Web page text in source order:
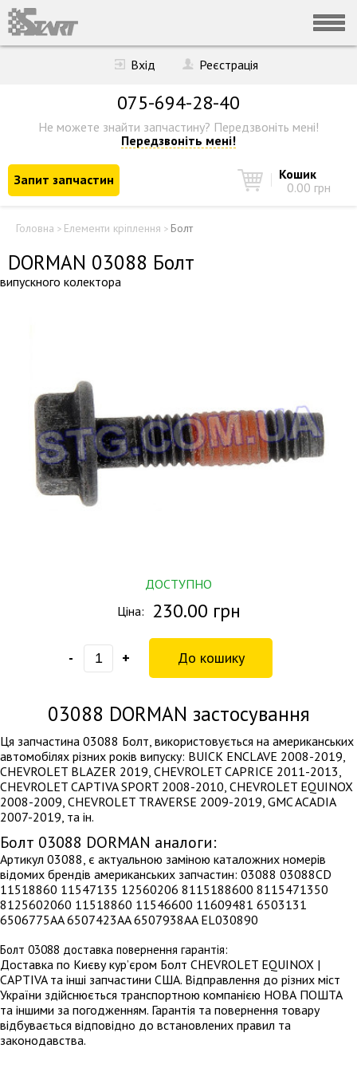
Вхід Реєстрація
075-694-28-40
Не можете знайти запчастину? Передзвоніть мені!
Передзвоніть мені!
Запит запчастин
Кошик
0.00 грн
Головна > Елементи кріплення > Болт
DORMAN 03088 Болт
випускного колектора
ДОСТУПНО
Ціна: 230.00 грн
- +
03088 DORMAN застосування
Ця запчастина 03088 Болт, використовується на американських
автомобілях різних років випуску: BUICK ENCLAVE 2008-2019,
CHEVROLET BLAZER 2019, CHEVROLET CAPRICE 2011-2013,
CHEVROLET CAPTIVA SPORT 2008-2010, CHEVROLET EQUINOX
2008-2009, CHEVROLET TRAVERSE 2009-2019, GMC ACADIA
2007-2019, та ін.
Болт 03088 DORMAN аналоги:
Артикул 03088, є актуальною заміною каталожних номерів
відомих брендів американських запчастин: 03088 03088CD
11518860 11547135 12560206 8115188600 8115471350
8125602060 11518860 11546600 11609481 6503131
6506775AA 6507423AA 6507938AA EL030890
Болт 03088 доставка повернення гарантія:
Доставка по Києву кур’єром Болт CHEVROLET EQUINOX |
CAPTIVA та інші запчастини США. Відправлення до різних міст
України здійснюється транспортною компанією НОВА ПОШТА
та іншими за погодженням. Гарантія та повернення товару
відбувається відповідно до встановлених правил та
законодавства.